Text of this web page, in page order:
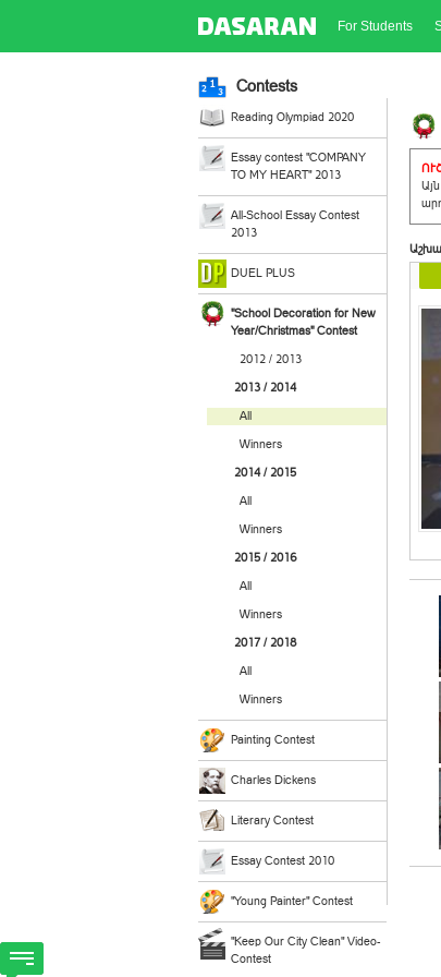
For Students
Contests
Reading Olympiad 2020
Essay contest "COMPANY
TO MY HEART" 2013
All-School Essay Contest
2013
DUEL PLUS
"School Decoration for New
Year/Christmas" Contest
2012 / 2013
2013 / 2014
All
Winners
2014 / 2015
All
Winners
2015 / 2016
All
Winners
2017 / 2018
All
Winners
Painting Contest
Charles Dickens
Literary Contest
Essay Contest 2010
"Young Painter" Contest
"Keep Our City Clean" Video-
Contest